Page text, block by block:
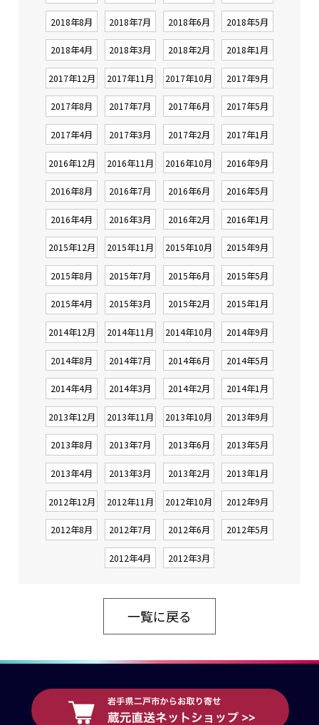
2018年8月 2018年7月 2018年6月 2018年5月
2018年4月 2018年3月 2018年2月 2018年1月
2017年12月 2017年11月 2017年10月 2017年9月
2017年8月 2017年7月 2017年6月 2017年5月
2017年4月 2017年3月 2017年2月 2017年1月
2016年12月 2016年11月 2016年10月 2016年9月
2016年8月 2016年7月 2016年6月 2016年5月
2016年4月 2016年3月 2016年2月 2016年1月
2015年12月 2015年11月 2015年10月 2015年9月
2015年8月 2015年7月 2015年6月 2015年5月
2015年4月 2015年3月 2015年2月 2015年1月
2014年12月 2014年11月 2014年10月 2014年9月
2014年8月 2014年7月 2014年6月 2014年5月
2014年4月 2014年3月 2014年2月 2014年1月
2013年12月 2013年11月 2013年10月 2013年9月
2013年8月 2013年7月 2013年6月 2013年5月
2013年4月 2013年3月 2013年2月 2013年1月
2012年12月 2012年11月 2012年10月 2012年9月
2012年8月 2012年7月 2012年6月 2012年5月
2012年4月 2012年3月
一覧に戻る